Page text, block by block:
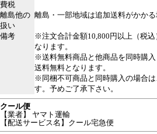
費税
離島他の
扱い
離島・一部地域は追加送料がかかる
備考
※注文合計金額10,800円以上（税
なります。
※送料無料商品と他商品を同時購入
送料無料となります。
※同梱不可商品と同時購入の場合
す。予めご了承下さい。
クール便
【業者】 ヤマト運輸
【配送サービス名】クール宅急便